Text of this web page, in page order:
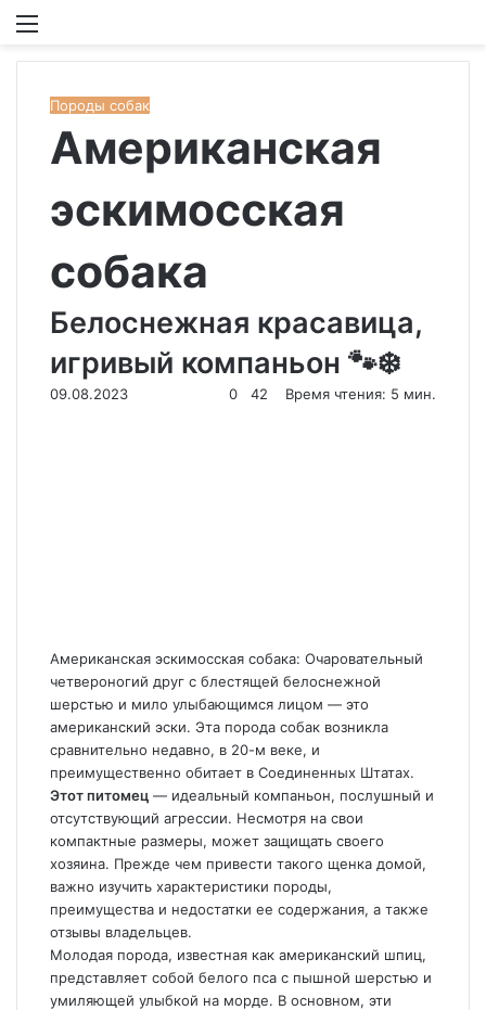
Породы собак
Американская
эскимосская
собака
Белоснежная красавица,
игривый компаньон 🐾❄️
09.08.2023 0 42 Время чтения: 5 мин.
Американская эскимосская собака: Очаровательный
четвероногий друг с блестящей белоснежной
шерстью и мило улыбающимся лицом — это
американский эски. Эта порода собак возникла
сравнительно недавно, в 20-м веке, и
преимущественно обитает в Соединенных Штатах.
Этот питомец — идеальный компаньон, послушный и
отсутствующий агрессии. Несмотря на свои
компактные размеры, может защищать своего
хозяина. Прежде чем привести такого щенка домой,
важно изучить характеристики породы,
преимущества и недостатки ее содержания, а также
отзывы владельцев.
Молодая порода, известная как американский шпиц,
представляет собой белого пса с пышной шерстью и
умиляющей улыбкой на морде. В основном, эти